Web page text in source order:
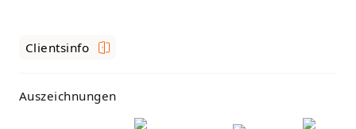
Clientsinfo
Auszeichnungen